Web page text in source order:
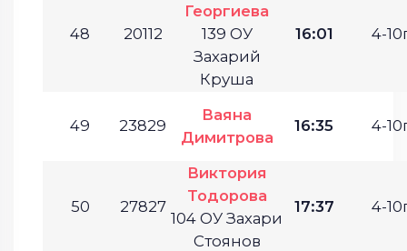
48 20112
Георгиева
139 ОУ
Захарий
Круша
16:01 4-
49 23829
Ваяна
Димитрова
16:35 4-
50 27827
Виктория
Тодорова
104 ОУ Захари
Стоянов
17:37 4-